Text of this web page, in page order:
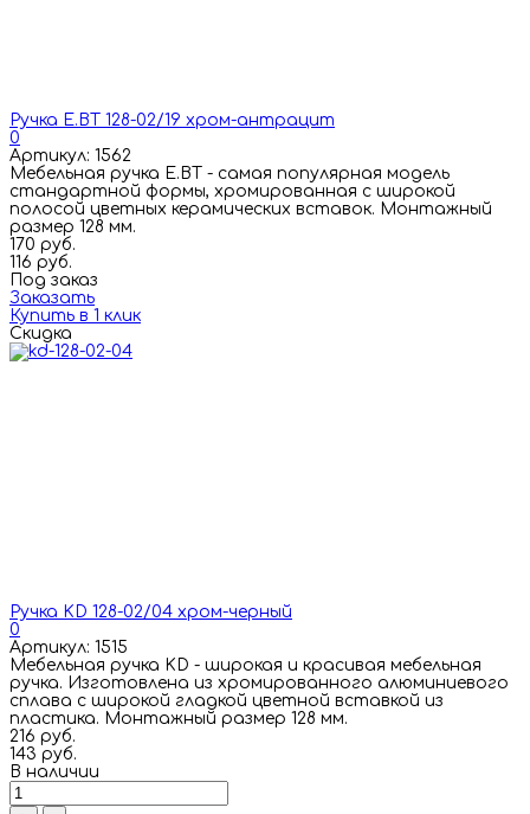
Ручка E.BT 128-02/19 хром-антрацит
0
Артикул: 1562
Мебельная ручка E.BT - самая популярная модель
стандартной формы, хромированная с широкой
полосой цветных керамических вставок. Монтажный
размер 128 мм.
170 руб.
116 руб.
Под заказ
Заказать
Купить в 1 клик
Скидка
Ручка KD 128-02/04 хром-черный
0
Артикул: 1515
Мебельная ручка KD - широкая и красивая мебельная
ручка. Изготовлена из хромированного алюминиевого
сплава с широкой гладкой цветной вставкой из
пластика. Монтажный размер 128 мм.
216 руб.
143 руб.
В наличии